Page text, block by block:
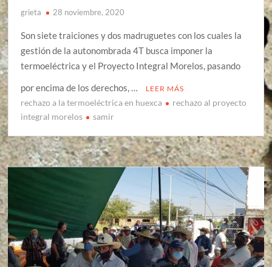
grieta 28 noviembre, 2020
Son siete traiciones y dos madruguetes con los cuales la
gestión de la autonombrada 4T busca imponer la
termoeléctrica y el Proyecto Integral Morelos, pasando
por encima de los derechos, …
LEER MÁS
rechazo a la termoeléctrica en huexca
rechazo al proyecto
integral morelos
samir